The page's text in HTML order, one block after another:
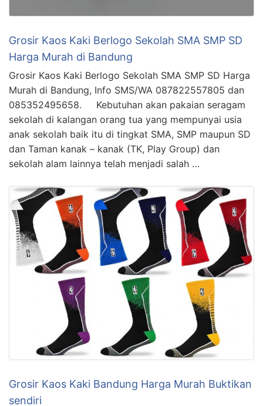
Grosir Kaos Kaki Berlogo Sekolah SMA SMP SD
Harga Murah di Bandung
Grosir Kaos Kaki Berlogo Sekolah SMA SMP SD Harga
Murah di Bandung, Info SMS/WA 087822557805 dan
085352495658. Kebutuhan akan pakaian seragam
sekolah di kalangan orang tua yang mempunyai usia
anak sekolah baik itu di tingkat SMA, SMP maupun SD
dan Taman kanak – kanak (TK, Play Group) dan
sekolah alam lainnya telah menjadi salah …
Grosir Kaos Kaki Bandung Harga Murah Buktikan
sendiri